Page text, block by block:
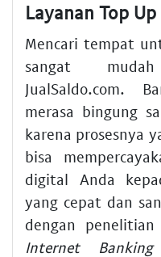
Layanan Top
Mencari tempat
sangat
JualSaldo.com.
merasa bingung
karena prosesnya
bisa
digital Anda
yang cepat dan
dengan
Internet